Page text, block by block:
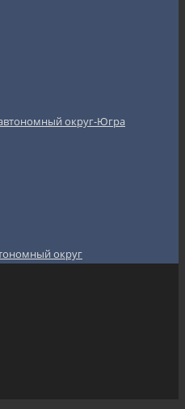
округ-Югра
округ